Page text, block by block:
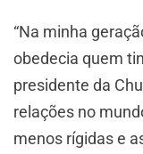
“Na minha
obedecia quem
presidente da
relações no
menos rígidas e